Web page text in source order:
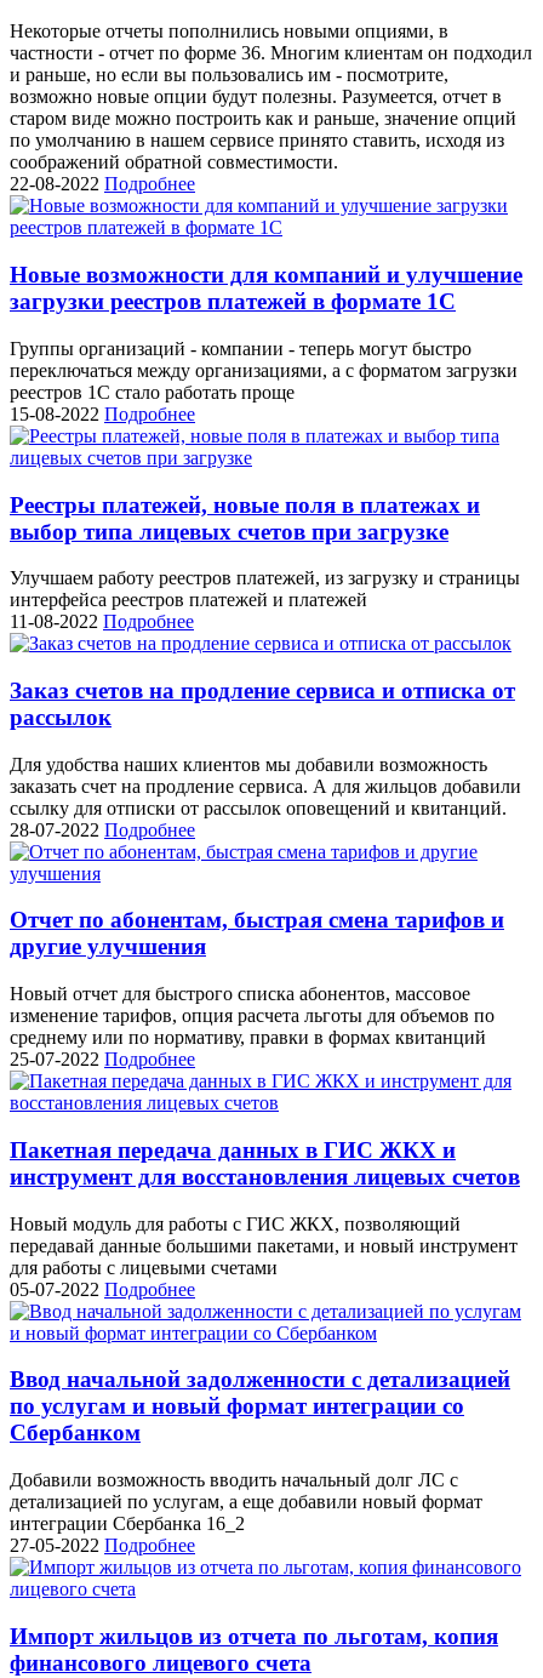
Некоторые отчеты пополнились новыми опциями, в
частности - отчет по форме 36. Многим клиентам он подходил
и раньше, но если вы пользовались им - посмотрите,
возможно новые опции будут полезны. Разумеется, отчет в
старом виде можно построить как и раньше, значение опций
по умолчанию в нашем сервисе принято ставить, исходя из
соображений обратной совместимости.
22-08-2022 Подробнее
Новые возможности для компаний и улучшение
загрузки реестров платежей в формате 1С
Группы организаций - компании - теперь могут быстро
переключаться между организациями, а с форматом загрузки
реестров 1С стало работать проще
15-08-2022 Подробнее
Реестры платежей, новые поля в платежах и
выбор типа лицевых счетов при загрузке
Улучшаем работу реестров платежей, из загрузку и страницы
интерфейса реестров платежей и платежей
11-08-2022 Подробнее
Заказ счетов на продление сервиса и отписка от
рассылок
Для удобства наших клиентов мы добавили возможность
заказать счет на продление сервиса. А для жильцов добавили
ссылку для отписки от рассылок оповещений и квитанций.
28-07-2022 Подробнее
Отчет по абонентам, быстрая смена тарифов и
другие улучшения
Новый отчет для быстрого списка абонентов, массовое
изменение тарифов, опция расчета льготы для объемов по
среднему или по нормативу, правки в формах квитанций
25-07-2022 Подробнее
Пакетная передача данных в ГИС ЖКХ и
инструмент для восстановления лицевых счетов
Новый модуль для работы с ГИС ЖКХ, позволяющий
передавай данные большими пакетами, и новый инструмент
для работы с лицевыми счетами
05-07-2022 Подробнее
Ввод начальной задолженности с детализацией
по услугам и новый формат интеграции со
Сбербанком
Добавили возможность вводить начальный долг ЛС с
детализацией по услугам, а еще добавили новый формат
интеграции Сбербанка 16_2
27-05-2022 Подробнее
Импорт жильцов из отчета по льготам, копия
финансового лицевого счета